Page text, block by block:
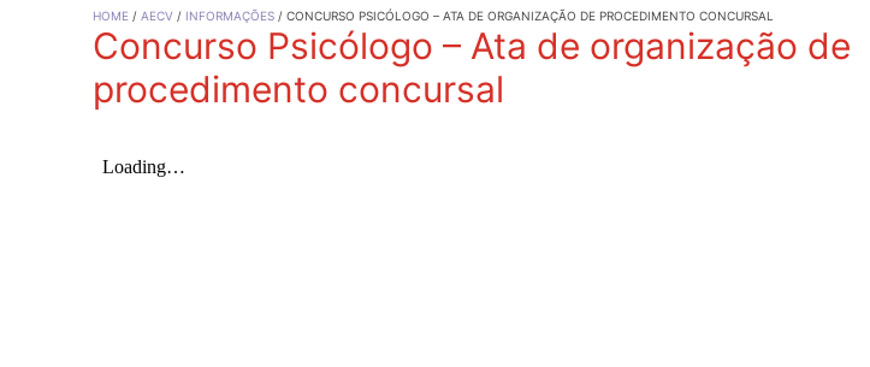
HOME AECV INFORMAÇÕES CONCURSO PSICÓLOGO – ATA DE ORGANIZAÇÃO DE PROCEDIMENTO CONCURSAL
Concurso Psicólogo – Ata de organização de
procedimento concursal